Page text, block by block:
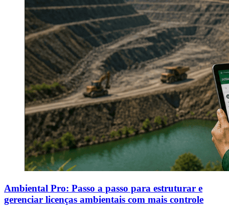
Ambiental Pro: Passo a passo para estruturar e
gerenciar licenças ambientais com mais controle